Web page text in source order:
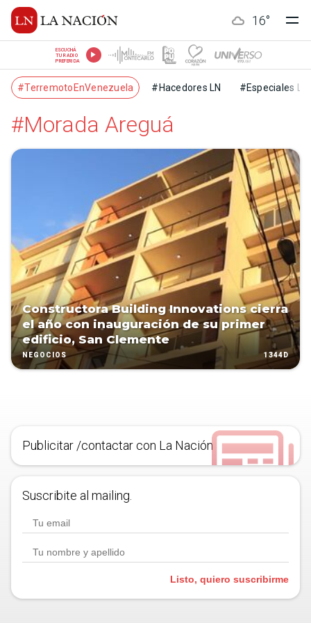
16°
ESCUCHÁ
TU RADIO
PREFERIDA
#TerremotoEnVenezuela #Hacedores LN #Especiales LN
#Morada Areguá
Constructora Building Innovations cierra
el año con inauguración de su primer
edificio, San Clemente
NEGOCIOS 1344D
Publicitar /contactar con La Nación
Suscribite al mailing.
Listo, quiero suscribirme